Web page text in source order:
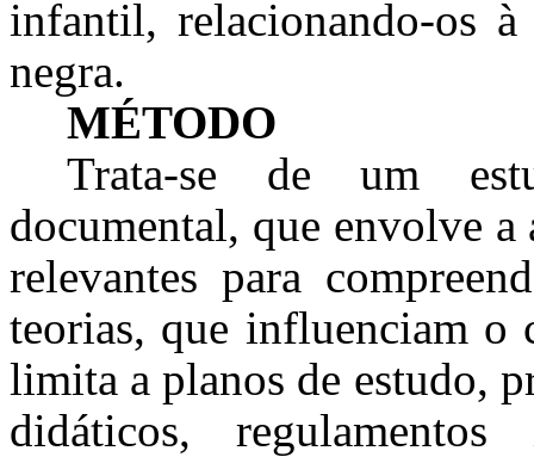
infantil, relacionando-os à
negra.
MÉTODO
Trata-se de um
documental, que envolve
relevantes para
teorias, que influenciam o
limita a planos de estudo,
didáticos,